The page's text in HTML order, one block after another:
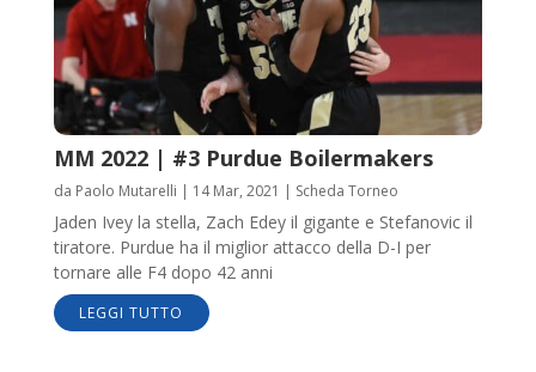
MM 2022 | #3 Purdue Boilermakers
da Paolo Mutarelli | 14 Mar, 2021 | Scheda Torneo
Jaden Ivey la stella, Zach Edey il gigante e Stefanovic il
tiratore. Purdue ha il miglior attacco della D-I per
tornare alle F4 dopo 42 anni
LEGGI TUTTO